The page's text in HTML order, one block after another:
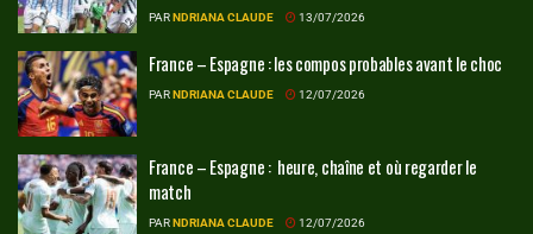
PARNDRIANA CLAUDE 13/07/2026
France – Espagne : les compos probables avant le choc
PARNDRIANA CLAUDE 12/07/2026
France – Espagne : heure, chaîne et où regarder le
match
PARNDRIANA CLAUDE 12/07/2026